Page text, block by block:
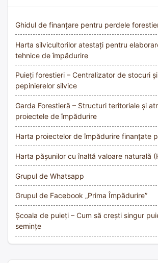
Ghidul de finanțare pentru perdele
Harta silvicultorilor atestați pentru
tehnice de împădurire
Puieți forestieri – Centralizator de stocuri
pepinierelor silvice
Garda Forestieră – Structuri teritoriale și
proiectele de împădurire
Harta proiectelor de împădurire finanțate
Harta pășunilor cu înaltă valoare naturală
Grupul de Whatsapp
Grupul de Facebook „Prima Împădurire”
Școala de puieți – Cum să crești singur
semințe